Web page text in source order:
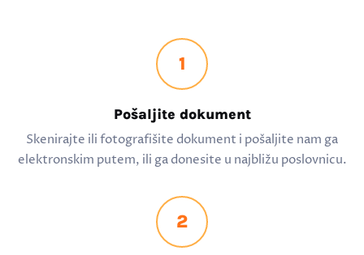
1
Pošaljite dokument
Skenirajte ili fotografišite dokument i pošaljite nam ga
elektronskim putem, ili ga donesite u najbližu poslovnicu.
2